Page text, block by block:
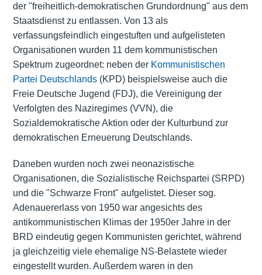
der "freiheitlich-demokratischen Grundordnung" aus dem
Staatsdienst zu entlassen. Von 13 als
verfassungsfeindlich eingestuften und aufgelisteten
Organisationen wurden 11 dem kommunistischen
Spektrum zugeordnet: neben der Kommunistischen
Partei Deutschlands(KPD) beispielsweise auch die
Freie Deutsche Jugend (FDJ), die Vereinigung der
Verfolgten des Naziregimes (VVN), die
Sozialdemokratische Aktion oder der Kulturbund zur
demokratischen Erneuerung Deutschlands.
Daneben wurden noch zwei neonazistische
Organisationen, die Sozialistische Reichspartei (SRPD)
und die "Schwarze Front" aufgelistet. Dieser sog.
Adenauererlass von 1950 war angesichts des
antikommunistischen Klimas der 1950er Jahre in der
BRD eindeutig gegen Kommunisten gerichtet, während
ja gleichzeitig viele ehemalige NS-Belastete wieder
eingestellt wurden. Außerdem waren in den